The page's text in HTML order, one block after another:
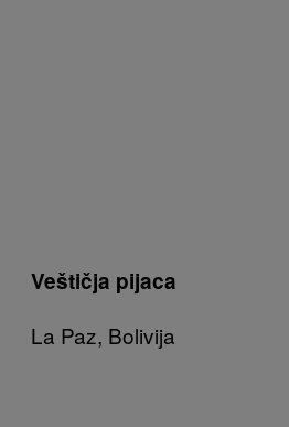
Veštičja pijaca
La Paz, Bolivija